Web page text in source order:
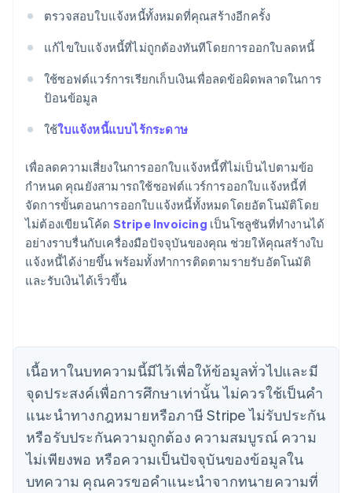
ตรวจสอบใบแจ้งหนี้ทั้งหมดที่คุณสร้างอีกครั้ง
แก้ไขใบแจ้งหนี้ที่ไม่ถูกต้องทันทีโดยการออกใบลดหนี้
ใช้ซอฟต์แวร์การเรียกเก็บเงินเพื่อลดข้อผิดพลาดในการ
ป้อนข้อมูล
ใช้ใบแจ้งหนี้แบบไร้กระดาษ
เพื่อลดความเสี่ยงในการออกใบแจ้งหนี้ที่ไม่เป็นไปตามข้อ
กําหนด คุณยังสามารถใช้ซอฟต์แวร์การออกใบแจ้งหนี้ที่
จัดการขั้นตอนการออกใบแจ้งหนี้ทั้งหมดโดยอัตโนมัติโดย
ไม่ต้องเขียนโค้ด Stripe Invoicing เป็นโซลูชันที่ทํางานได้
อย่างราบรื่นกับเครื่องมือปัจจุบันของคุณ ช่วยให้คุณสร้างใบ
แจ้งหนี้ได้ง่ายขึ้น พร้อมทั้งทำการติดตามรายรับอัตโนมัติ
และรับเงินได้เร็วขึ้น
เนื้อหาในบทความนี้มีไว้เพื่อให้ข้อมูลทั่วไปและมี
จุดประสงค์เพื่อการศึกษาเท่านั้น ไม่ควรใช้เป็นคํา
แนะนําทางกฎหมายหรือภาษี Stripe ไม่รับประกัน
หรือรับประกันความถูกต้อง ความสมบูรณ์ ความ
ไม่เพียงพอ หรือความเป็นปัจจุบันของข้อมูลใน
บทความ คุณควรขอคําแนะนําจากทนายความที่
กรีซ
English
เขตบริหารพิเศษฮ่องกง ประเทศจีน
English简体中文
แคนาดา
English Français
ไซปรัส
ญี่ปุ่น
日本語English
เดนมาร์ก
English
ไทย
ไทยEnglish